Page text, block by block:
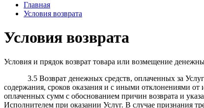
Главная
Условия возврата
Условия возврата
Условия и прядок возврат товара или возмещение
3.5 Возврат денежных средств, оплаченных за Услуги
содержания, сроков оказания и с иными отклонениями от
оплаченных сумм с обоснованием причин возврата и
Исполнителем при оказании Услуг. В случае признания